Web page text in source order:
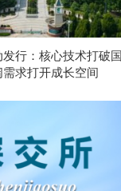
行：核心技术打破国
求打开成长空间